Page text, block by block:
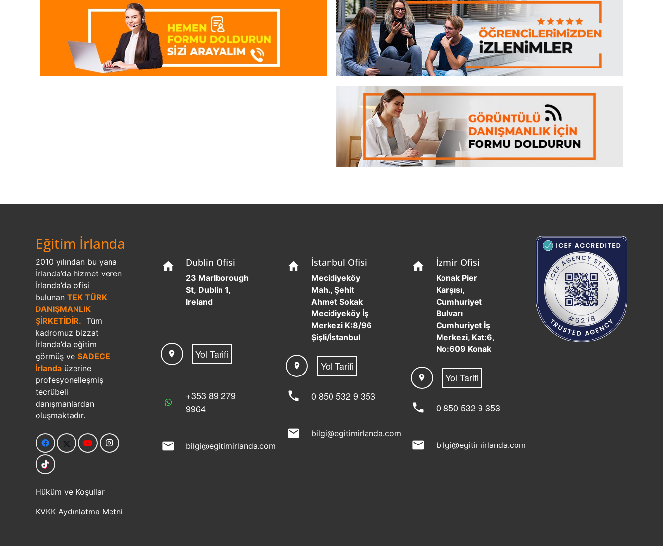
Eğitim İrlanda
2010 yılından bu yana
İrlanda’da hizmet veren
İrlanda’da ofisi
bulunan TEK TÜRK
DANIŞMANLIK
ŞİRKETİDİR. Tüm
kadromuz bizzat
İrlanda’da eğitim
görmüş ve SADECE
İrlanda üzerine
profesyonelleşmiş
tecrübeli
danışmanlardan
oluşmaktadır.
Hüküm ve Koşullar
KVKK Aydınlatma Metni
home Dublin Ofisi
23 Marlborough
St, Dublin 1,
Ireland
location_on Yol Tarifi
+353 89 279
9964
mail bilgi@egitimirlanda.com
home İstanbul Ofisi
Mecidiyeköy
Mah., Şehit
Ahmet Sokak
Mecidiyeköy İş
Merkezi K:8/96
Şişli/İstanbul
location_on Yol Tarifi
phone 0 850 532 9 353
mail bilgi@egitimirlanda.com
home İzmir Ofisi
Konak Pier
Karşısı,
Cumhuriyet
Bulvarı
Cumhuriyet İş
Merkezi, Kat:6,
No:609 Konak
location_on Yol Tarifi
phone 0 850 532 9 353
mail bilgi@egitimirlanda.com